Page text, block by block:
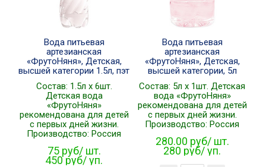
Вода питьевая
артезианская
«ФрутоНяня», Детская,
высшей категории 1.5л, пэт
Состав: 1.5л x 6шт.
Детская вода
«ФрутоНяня»
рекомендована для детей
с первых дней жизни.
Производство: Россия
75 руб/ шт.
450 руб/ уп.
Вода питьевая
артезианская
«ФрутоНяня», Детская,
высшей категории, 5л
Состав: 5л x 1шт. Детская
вода «ФрутоНяня»
рекомендована для детей
с первых дней жизни.
Производство: Россия
280.00 руб/ шт.
280 руб/ уп.